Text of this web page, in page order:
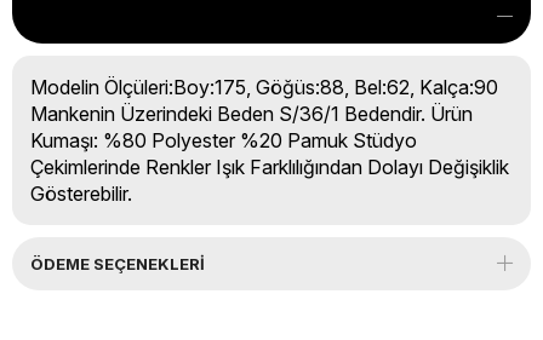
Modelin Ölçüleri:Boy:175, Göğüs:88, Bel:62, Kalça:90
Mankenin Üzerindeki Beden S/36/1 Bedendir. Ürün
Kumaşı: %80 Polyester %20 Pamuk Stüdyo
Çekimlerinde Renkler Işık Farklılığından Dolayı Değişiklik
Gösterebilir.
ÖDEME SEÇENEKLERI